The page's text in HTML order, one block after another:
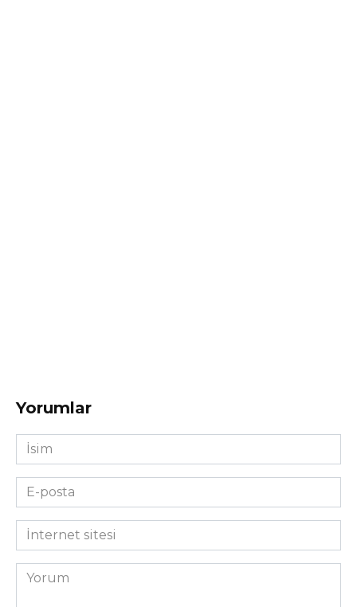
Yorumlar
İsim
*
E-
posta
*İnternet
sitesi
Yorum